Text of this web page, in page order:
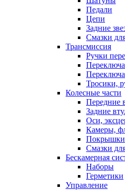
Педали
Цепи
Задние
Смазки
Трансмиссия
Ручки
Тросики,
Колесные части
Передние
Задние
Оси,
Камеры,
Покрышки
Смазки
Бескамерная
Наборы
Герметики
Управление